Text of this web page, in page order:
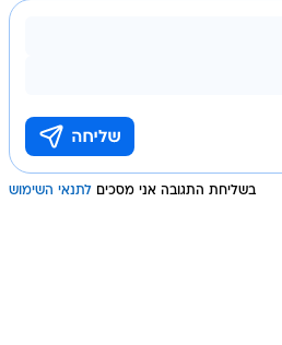
בשליחת התגובה אני מסכים לתנאי השימוש